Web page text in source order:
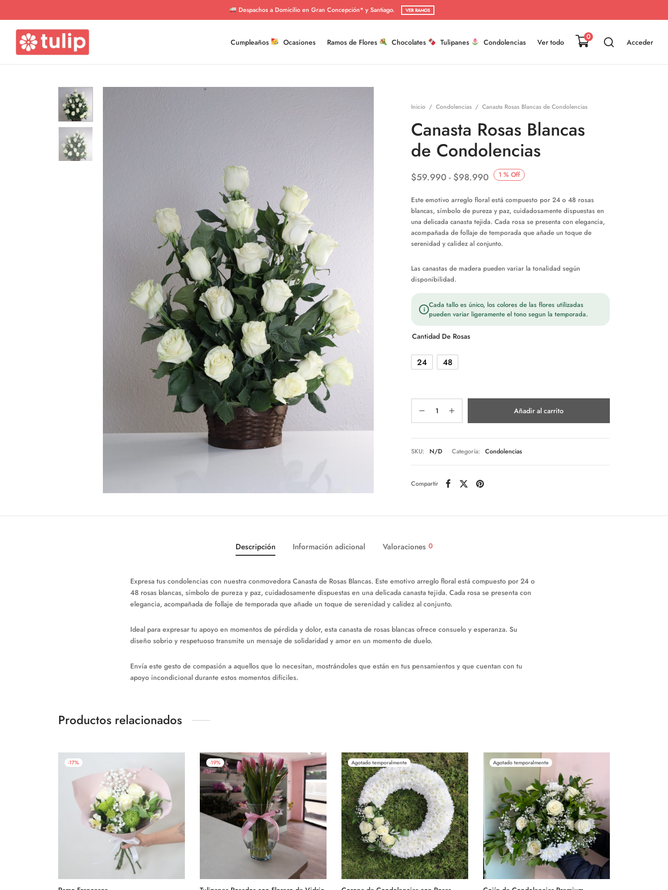
Despachos a Domicilio en Gran Concepción* y Santiago. VER RAMOS
Cumpleaños Ocasiones Ramos de Flores Chocolates Tulipanes Condolencias Ver todo
0
Acceder
Inicio / Condolencias / Canasta Rosas Blancas de Condolencias
Canasta Rosas Blancas
de Condolencias
1 % Off
$59.990- $98.990Rango
precios:
desde
$59.990
hasta
$98.990
Este emotivo arreglo floral está compuesto por 24 o 48 rosas
blancas, símbolo de pureza y paz, cuidadosamente dispuestas en
una delicada canasta tejida. Cada rosa se presenta con elegancia,
acompañada de follaje de temporada que añade un toque de
serenidad y calidez al conjunto.
Las canastas de madera pueden variar la tonalidad según
disponibilidad.
i Cada tallo es único, los colores de las flores utilizadas
pueden variar ligeramente el tono segun la temporada.
Cantidad De Rosas
24 48
Añadir al carrito
SKU: N/D Categoría: Condolencias
Compartir
Descripción Información adicional Valoraciones 0
Expresa tus condolencias con nuestra conmovedora Canasta de Rosas Blancas. Este emotivo arreglo floral está compuesto por 24 o
48 rosas blancas, símbolo de pureza y paz, cuidadosamente dispuestas en una delicada canasta tejida. Cada rosa se presenta con
elegancia, acompañada de follaje de temporada que añade un toque de serenidad y calidez al conjunto.
Ideal para expresar tu apoyo en momentos de pérdida y dolor, esta canasta de rosas blancas ofrece consuelo y esperanza. Su
diseño sobrio y respetuoso transmite un mensaje de solidaridad y amor en un momento de duelo.
Envía este gesto de compasión a aquellos que lo necesitan, mostrándoles que están en tus pensamientos y que cuentan con tu
apoyo incondicional durante estos momentos difíciles.
Productos relacionados
-17% -19% Agotado temporalmente Agotado temporalmente